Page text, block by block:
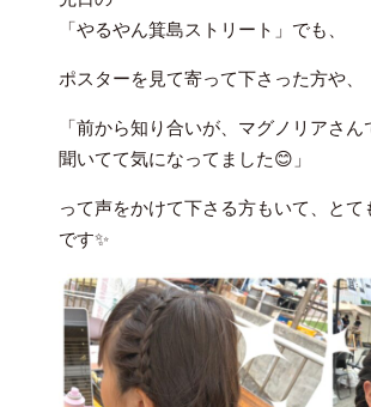
「やるやん箕島ストリート」でも、
ポスターを見て寄って下さった方や、
「前から知り合いが、マグノリアさん
聞いてて気になってました😊」
って声をかけて下さる方もいて、とて
です✨